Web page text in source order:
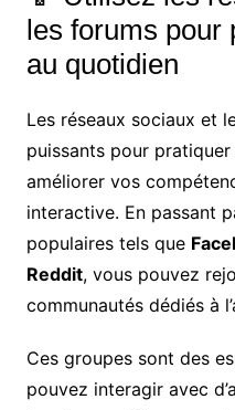
les forums pour
au quotidien
Les réseaux sociaux et
puissants pour pratiquer
améliorer vos
interactive. En passant
populaires tels que
Reddit, vous pouvez
communautés dédiés à
Ces groupes sont des
pouvez interagir avec